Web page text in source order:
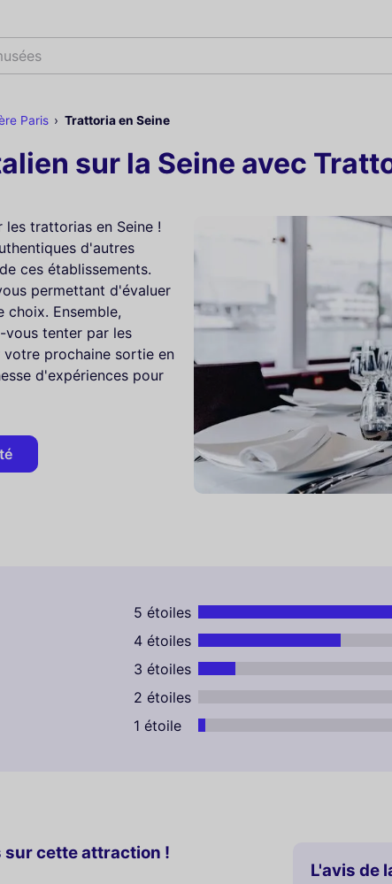
Paris Trattoria en Seine
sur la Seine avec
les trattorias en Seine !
d'autres
ces établissements.
permettant d'évaluer
Ensemble,
vous tenter par les
prochaine sortie en
d'expériences pour
5 étoiles
4 étoiles
3 étoiles
2 étoiles
1 étoile
sur cette attraction !
L'avis de